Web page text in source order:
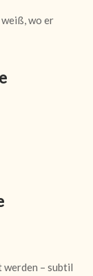
weiß, wo er
– subtil